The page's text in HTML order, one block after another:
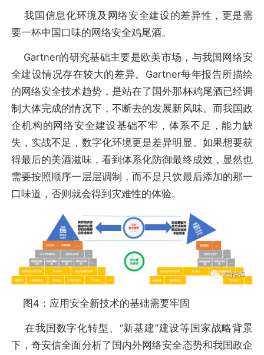
我国信息化环境及网络安全建设的差异性，更是需
要一杯中国口味的网络安全鸡尾酒。
Gartner的研究基础主要是欧美市场，与我国网络安
全建设情况存在较大的差异。Gartner每年报告所描绘
的网络安全技术趋势，是站在了国外那杯鸡尾酒已经调
制大体完成的情况下，不断去的发展新风味。而我国政
企机构的网络安全建设基础不牢，体系不足，能力缺
失，实战不足，数字化环境更是差异明显。如果想要获
得最后的美酒滋味，看到体系化防御最终成效，显然也
需要按照顺序一层层调制，而不是只饮最后添加的那一
口味道，否则就会得到灾难性的体验。
图4：应用安全新技术的基础需要牢固
在我国数字化转型、“新基建”建设等国家战略背景
下，奇安信全面分析了国内外网络安全态势和我国政企